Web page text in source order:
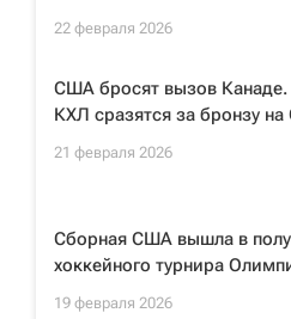
22 февраля 2026
США бросят вызов Канаде.
КХЛ сразятся за бронзу
21 февраля 2026
Сборная США вышла в
хоккейного турнира
19 февраля 2026